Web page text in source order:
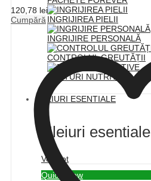
INGRIJIREA PIELII
INGRIJIRE PERSONALĂ
CONTROLUL GREUTĂȚII
BAUTURI NUTRITIVE
ULEIURI ESENTIALE
Uleiuri esentiale
Vexi tot
Quick View
120,78 lei
Cumpără